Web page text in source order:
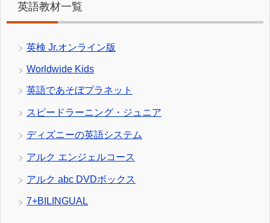
英語教材一覧
英検 Jr.オンライン版
Worldwide Kids
英語であそぼプラネット
スピードラーニング・ジュニア
ディズニーの英語システム
アルク エンジェルコース
アルク abc DVDボックス
7+BILINGUAL